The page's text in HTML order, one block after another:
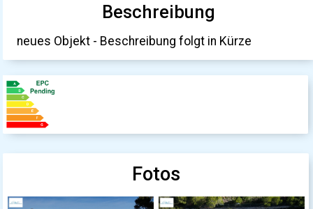
Beschreibung
neues Objekt - Beschreibung folgt in Kürze
Fotos